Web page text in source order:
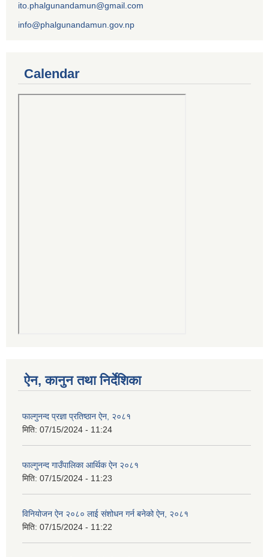
ito.phalgunandamun@gmail.com
info@phalgunandamun.gov.np
Calendar
ऐन, कानुन तथा निर्देशिका
फाल्गुनन्द प्रज्ञा प्रतिष्ठान ऐन, २०८१
मिति: 07/15/2024 - 11:24
फाल्गुनन्द गाउँपालिका आर्थिक ऐन २०८१
मिति: 07/15/2024 - 11:23
विनियोजन ऐन २०८० लाई संशोधन गर्न बनेको ऐन, २०८१
मिति: 07/15/2024 - 11:22